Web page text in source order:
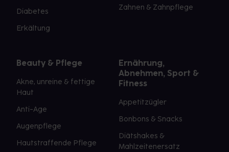
Diabetes
Erkältung
Zahnen & Zahnpflege
Beauty & Pflege
Akne, unreine & fettige
Haut
Anti-Age
Augenpflege
Hautstraffende Pflege
Ernährung,
Abnehmen, Sport &
Fitness
Appetitzügler
Bonbons & Snacks
Diätshakes &
Mahlzeitenersatz